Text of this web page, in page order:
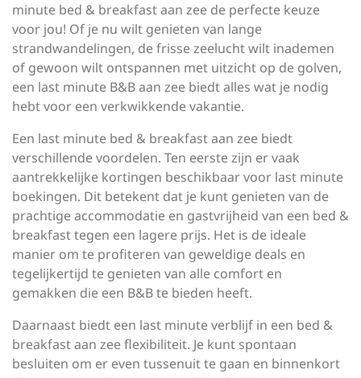
minute bed & breakfast aan zee de perfecte keuze
voor jou! Of je nu wilt genieten van lange
strandwandelingen, de frisse zeelucht wilt inademen
of gewoon wilt ontspannen met uitzicht op de golven,
een last minute B&B aan zee biedt alles wat je nodig
hebt voor een verkwikkende vakantie.
Een last minute bed & breakfast aan zee biedt
verschillende voordelen. Ten eerste zijn er vaak
aantrekkelijke kortingen beschikbaar voor last minute
boekingen. Dit betekent dat je kunt genieten van de
prachtige accommodatie en gastvrijheid van een bed &
breakfast tegen een lagere prijs. Het is de ideale
manier om te profiteren van geweldige deals en
tegelijkertijd te genieten van alle comfort en
gemakken die een B&B te bieden heeft.
Daarnaast biedt een last minute verblijf in een bed &
breakfast aan zee flexibiliteit. Je kunt spontaan
besluiten om er even tussenuit te gaan en binnenkort